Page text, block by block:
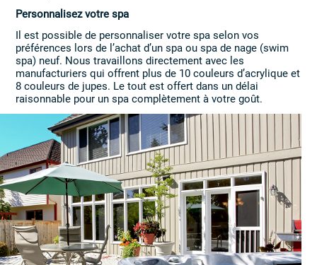
Personnalisez votre spa
Il est possible de personnaliser votre spa selon vos
préférences lors de l’achat d’un spa ou spa de nage (swim
spa) neuf. Nous travaillons directement avec les
manufacturiers qui offrent plus de 10 couleurs d’acrylique et
8 couleurs de jupes. Le tout est offert dans un délai
raisonnable pour un spa complètement à votre goût.